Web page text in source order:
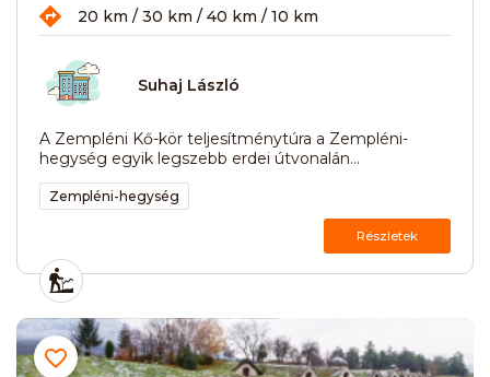
20 km / 30 km / 40 km / 10 km
Suhaj László
A Zempléni Kő-kör teljesítménytúra a Zempléni-
hegység egyik legszebb erdei útvonalán...
Zempléni-hegység
Részletek